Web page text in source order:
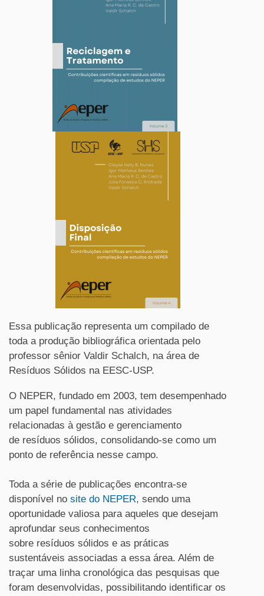
Essa publicação representa um compilado de
toda a produção bibliográfica orientada pelo
professor sênior Valdir Schalch, na área de
Resíduos Sólidos na EESC-USP.
O NEPER, fundado em 2003, tem desempenhado
um papel fundamental nas atividades
relacionadas à gestão e gerenciamento
de resíduos sólidos, consolidando-se como um
ponto de referência nesse campo.
Toda a série de publicações encontra-se
disponível no site do NEPER, sendo uma
oportunidade valiosa para aqueles que desejam
aprofundar seus conhecimentos
sobre resíduos sólidos e as práticas
sustentáveis associadas a essa área. Além de
traçar uma linha cronológica das pesquisas que
foram desenvolvidas, possibilitando identificar os